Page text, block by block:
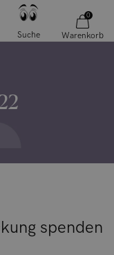
Suche
0
Warenkorb
spenden